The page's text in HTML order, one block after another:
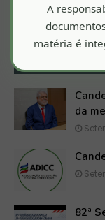
da
82ª
A
matéria é